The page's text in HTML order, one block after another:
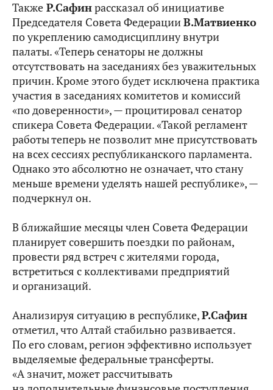
Также Р.Сафинрассказал об инициативе
Председателя Совета ФедерацииВ.Матвиенко
по укреплению самодисциплину внутри
палаты. «Теперь сенаторы не должны
отсутствовать на заседаниях без уважительных
причин. Кроме этого будет исключена практика
участия в заседаниях комитетов и комиссий
«по доверенности», — процитировал сенатор
спикера Совета Федерации. «Такой регламент
работы теперь не позволит мне присутствовать
на всех сессиях республиканского парламента.
Однако это абсолютно не означает, что стану
меньше времени уделять нашей республике», —
подчеркнул он.
В ближайшие месяцы член Совета Федерации
планирует совершить поездки по районам,
провести ряд встреч с жителями города,
встретиться с коллективами предприятий
и организаций.
Анализируя ситуацию в республике,Р.Сафин
отметил, что Алтай стабильно развивается.
По его словам, регион эффективно использует
выделяемые федеральные трансферты.
«А значит, может рассчитывать